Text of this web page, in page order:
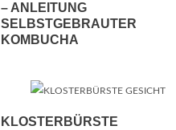
– ANLEITUNG
SELBSTGEBRAUTER
KOMBUCHA
KLOSTERBÜRSTE